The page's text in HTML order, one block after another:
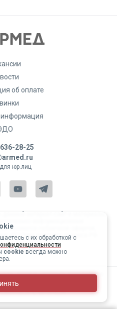
с их обработкой с
cookie всегда можно
об оплате
информация
28-25
юр.лиц
интернет-сайт и материалы,
являются публичной офертой,
437 Гражданского кодекса РФ.
2026 © Армед
ПЕРЕД ИСПОЛЬЗОВАНИЕМ
С ИНСТРУКЦИЕЙ И
С ВРАЧОМ